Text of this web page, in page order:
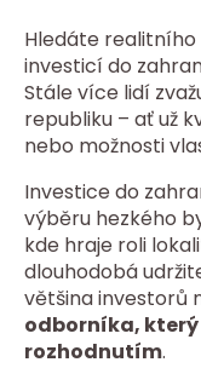
Hledáte
investicí do
Stále více lidí
republiku – ať už
nebo možnosti
Investice do
výběru hezkého
kde hraje roli
dlouhodobá
většina investorů
odborníka, který
rozhodnutím.